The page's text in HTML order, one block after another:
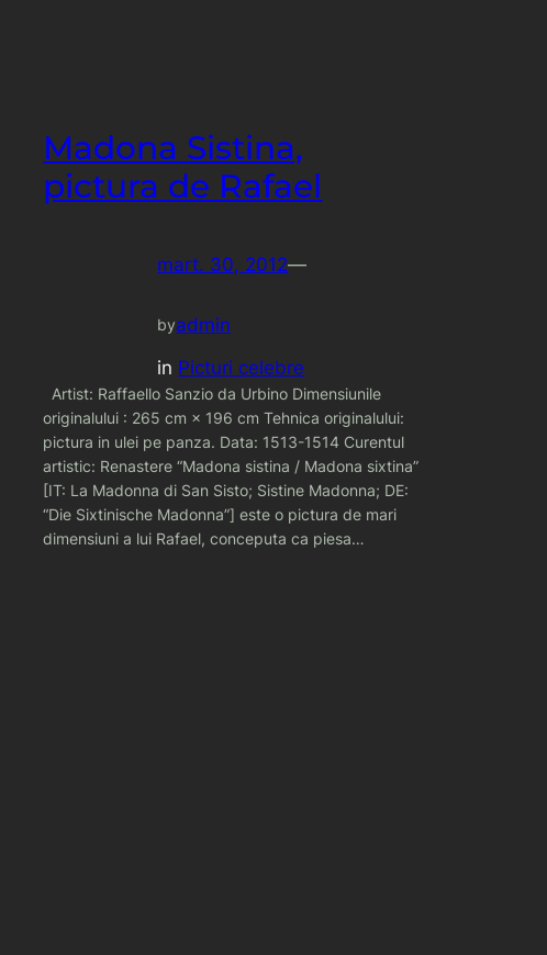
Madona Sistina,
pictura de Rafael
mart. 30, 2012—
byadmin
in Picturi celebre
Artist: Raffaello Sanzio da Urbino Dimensiunile
originalului : 265 cm × 196 cm Tehnica originalului:
pictura in ulei pe panza. Data: 1513-1514 Curentul
artistic: Renastere “Madona sistina / Madona sixtina”
[IT: La Madonna di San Sisto; Sistine Madonna; DE:
“Die Sixtinische Madonna”] este o pictura de mari
dimensiuni a lui Rafael, conceputa ca piesa…